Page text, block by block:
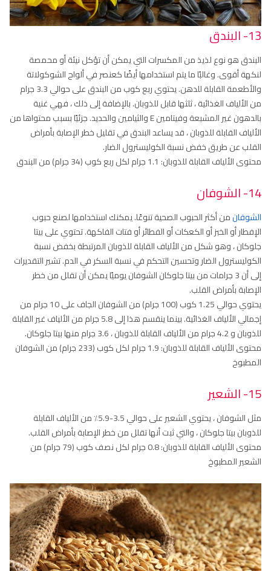
13- البندق
البندق هو نوع لذيذ من المكسرات التي يمكن أن تؤكل نيئة أو محمصة
لنكهة أقوى. وغالبًا ما يتم استخدامها أيضًا كعنصر في ألواح الشوكولاتة
والأطعمة القابلة للدهن. يحتوي ربع كوب من البندق على حوالي 3.3 جرام
من الألياف الغذائية ، ثلثها قابل للذوبان. بالإضافة إلى ذلك ، فهي غنية
بالدهون غير المشبعة وفيتامين E والثيامين والحديد. جزئيًا بسبب محتواها من
الألياف القابلة للذوبان ، قد يساعد البندق في تقليل خطر الإصابة بأمراض
القلب عن طريق خفض نسبة الكوليسترول الضار.
محتوى الألياف القابلة للذوبان: 1.1 جرام لكل ربع كوب (34 جرام) من البندق
14- الشوفان
الشوفانمن أكثر الحبوب الصحية تنوعًا. يمكنك استخدامها لصنع حبوب
الإفطار أو الخبز أو الكعكات أو الفطائر أو فتات الفاكهة. تحتوي على بيتا
جلوكان ، وهو شكل من الألياف القابلة للذوبان المرتبطة بخفض نسبة
الكوليسترول الضار وتحسين التحكم في نسبة السكر في الدم. تشير التقديرات
إلى أن 3 جرامات من بيتا جلوكان الشوفان يوميًا يمكن أن تقلل من خطر
الإصابة بأمراض القلب.
يحتوي حوالي 1.25 كوب (100 جرام) من الشوفان الجاف على 10 جرام من
إجمالي الألياف الغذائية. بينما ينقسم هذا إلى 5.8 جرام من الألياف غير القابلة
للذوبان و 4.2 جرام من الألياف القابلة للذوبان ، 3.6 جرام منها بيتا جلوكان.
محتوى الألياف القابلة للذوبان: 1.9 جرام لكل كوب (233 جرام) من الشوفان
المطبوخ
15- الشعير
مثل الشوفان ، يحتوي الشعير على حوالي 3.5-5.9٪ من الألياف القابلة
للذوبان بيتا جلوكان ، والتي ثبت أنها تقلل من خطر الإصابة بأمراض القلب.
محتوى الألياف القابلة للذوبان: 0.8 جرام لكل نصف كوب (79 جرام) من
الشعير المطبوخ